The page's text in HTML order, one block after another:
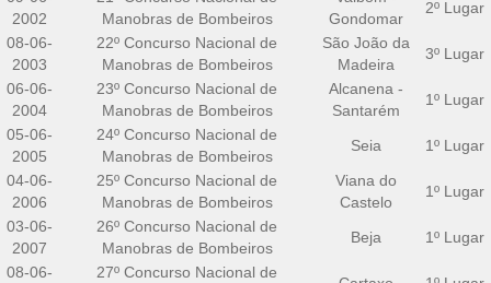
2002
Manobras de Bombeiros
Gondomar
2º Lugar
08-06-
2003
22º Concurso Nacional de
Manobras de Bombeiros
São João da
Madeira
3º Lugar
06-06-
2004
23º Concurso Nacional de
Manobras de Bombeiros
Alcanena -
Santarém
1º Lugar
05-06-
2005
24º Concurso Nacional de
Manobras de Bombeiros
Seia
1º Lugar
04-06-
2006
25º Concurso Nacional de
Manobras de Bombeiros
Viana do
Castelo
1º Lugar
03-06-
2007
26º Concurso Nacional de
Manobras de Bombeiros
Beja
1º Lugar
08-06-
27º Concurso Nacional de